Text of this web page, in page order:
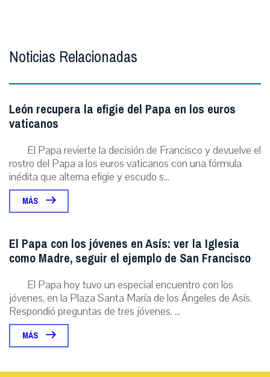
Noticias Relacionadas
León recupera la efigie del Papa en los euros
vaticanos
El Papa revierte la decisión de Francisco y devuelve el
rostro del Papa a los euros vaticanos con una fórmula
inédita que alterna efigie y escudo s...
MÁS
El Papa con los jóvenes en Asís: ver la Iglesia
como Madre, seguir el ejemplo de San Francisco
El Papa hoy tuvo un especial encuentro con los
jóvenes, en la Plaza Santa María de los Ángeles de Asís.
Respondió preguntas de tres jóvenes. ...
MÁS